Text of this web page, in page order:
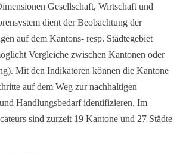
Gesellschaft, Wirtschaft und
dient der Beobachtung der
auf dem Kantons- resp. Städtegebiet
Vergleiche zwischen Kantonen oder
Mit den Indikatoren können die Kantone
auf dem Weg zur nachhaltigen
Handlungsbedarf identifizieren. Im
sind zurzeit 19 Kantone und 27 Städte